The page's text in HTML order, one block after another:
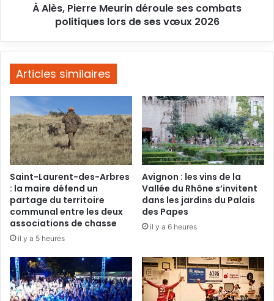
À Alès, Pierre Meurin déroule ses combats
politiques lors de ses vœux 2026
Articles similaires
Saint-Laurent-des-Arbres
: la maire défend un
partage du territoire
communal entre les deux
associations de chasse
il y a 5 heures
Avignon : les vins de la
Vallée du Rhône s’invitent
dans les jardins du Palais
des Papes
il y a 6 heures